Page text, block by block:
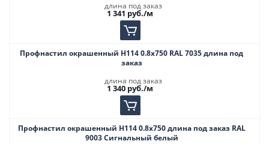
длина под заказ
1 341 руб./м
Профнастил окрашенный Н114 0.8х750 RAL 7035 длина под
заказ
длина под заказ
1 340 руб./м
Профнастил окрашенный Н114 0.8х750 длина под заказ RAL
9003 Сигнальный белый